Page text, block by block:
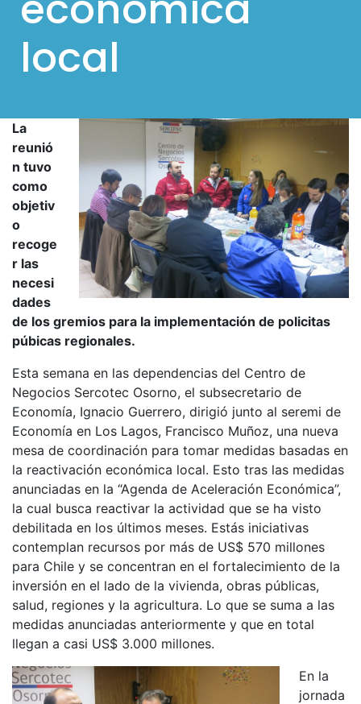
v
i
l
e
s
local
La
reunió
n tuvo
como
objetiv
o
recoge
r las
necesi
dades
de los gremios para la implementación de policitas
púbicas regionales.
Esta semana en las dependencias del Centro de
Negocios Sercotec Osorno, el subsecretario de
Economía, Ignacio Guerrero, dirigió junto al seremi de
Economía en Los Lagos, Francisco Muñoz, una nueva
mesa de coordinación para tomar medidas basadas en
la reactivación económica local. Esto tras las medidas
anunciadas en la “Agenda de Aceleración Económica”,
la cual busca reactivar la actividad que se ha visto
debilitada en los últimos meses. Estás iniciativas
contemplan recursos por más de US$ 570 millones
para Chile y se concentran en el fortalecimiento de la
inversión en el lado de la vivienda, obras públicas,
salud, regiones y la agricultura. Lo que se suma a las
medidas anunciadas anteriormente y que en total
llegan a casi US$ 3.000 millones.
En la
jornada